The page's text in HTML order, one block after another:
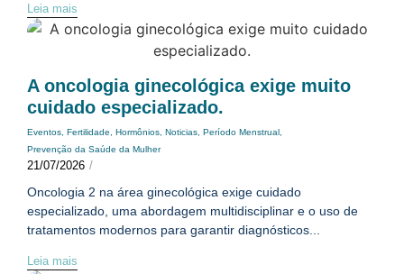
Leia mais
A oncologia ginecológica exige muito
cuidado especializado.
Eventos, Fertilidade, Hormônios, Noticias, Período Menstrual,
Prevenção da Saúde da Mulher
21/07/2026 /
Oncologia 2 na área ginecológica exige cuidado
especializado, uma abordagem multidisciplinar e o uso de
tratamentos modernos para garantir diagnósticos...
Leia mais